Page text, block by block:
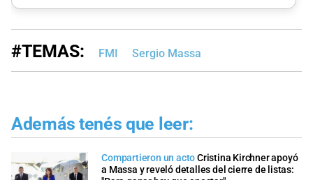
#TEMAS: FMI Sergio Massa
Además tenés que leer:
Compartieron un actoCristina Kirchner apoyó
a Massa y reveló detalles del cierre de listas: